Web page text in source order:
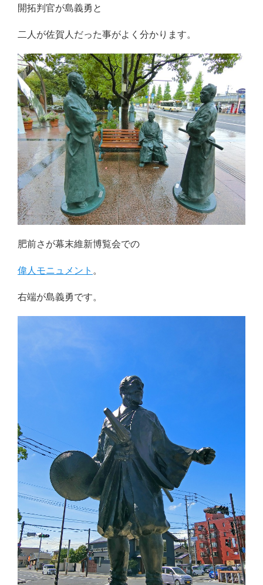
開拓判官が島義勇と
二人が佐賀人だった事がよく分かります。
肥前さが幕末維新博覧会での
偉人モニュメント 。
右端が島義勇です。